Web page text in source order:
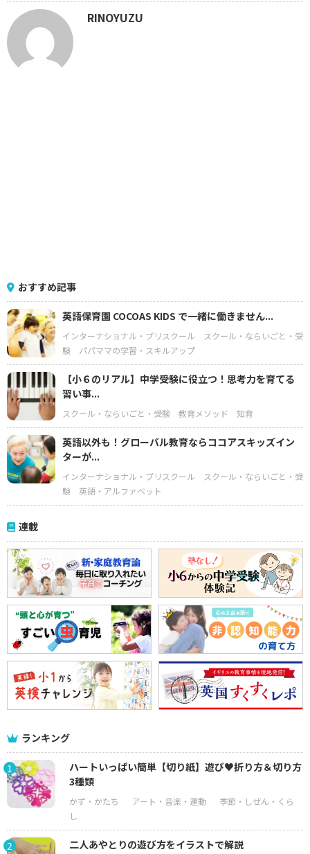
RINOYUZU
おすすめ記事
英語保育園 COCOAS KIDS で一緒に働きません...
インターナショナル・プリスクール
スクール・ならいごと・受
験
パパママの学習・スキルアップ
【小６のリアル】中学受験に役立つ！思考力を育てる
習い事...
スクール・ならいごと・受験 教育メソッド 知育
英語以外も！グローバル教育ならココアスキッズイン
ターが...
インターナショナル・プリスクール
スクール・ならいごと・受
験
英語・アルファベット
連載
ランキング
1
ハートいっぱい簡単【切り紙】遊び♥折り方＆切り方
3種類
2 二人あやとりの遊び方をイラストで解説